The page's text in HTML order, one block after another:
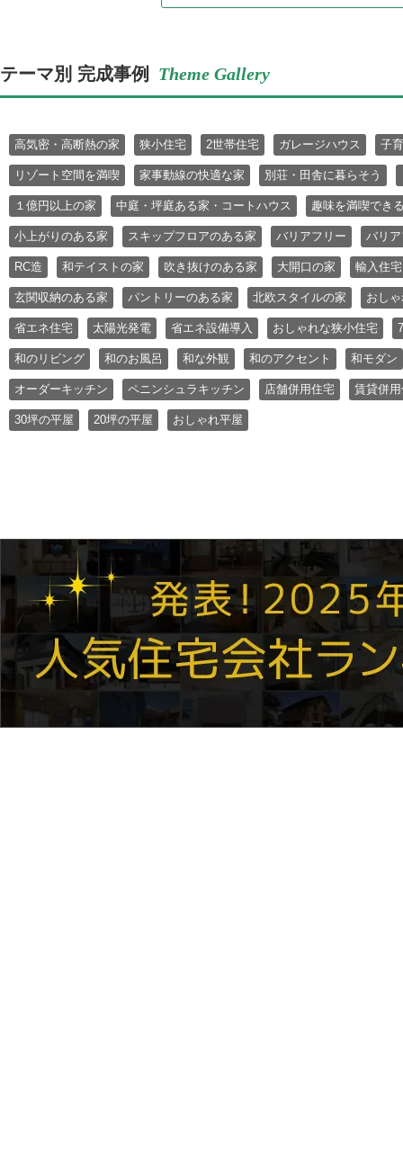
テーマ別 完成事例 Theme Gallery
高気密・高断熱の家 狭小住宅 2世帯住宅 ガレージハウス 子
リゾート空間を満喫 家事動線の快適な家 別荘・田舎に暮らそう
１億円以上の家 中庭・坪庭ある家・コートハウス 趣味を満喫でき
小上がりのある家 スキップフロアのある家 バリアフリー バリ
RC造 和テイストの家 吹き抜けのある家 大開口の家 輸入住宅
玄関収納のある家 パントリーのある家 北欧スタイルの家 おし
省エネ住宅 太陽光発電 省エネ設備導入 おしゃれな狭小住宅
和のリビング 和のお風呂 和な外観 和のアクセント 和モダン
オーダーキッチン ペニンシュラキッチン 店舗併用住宅 賃貸併
30坪の平屋 20坪の平屋 おしゃれ平屋